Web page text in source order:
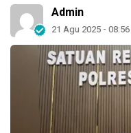
Admin
21 Agu 2025 - 08:56